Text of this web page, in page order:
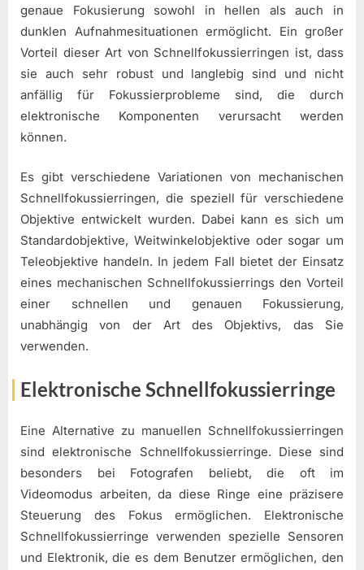
genaue Fokusierung sowohl in hellen als auch in
dunklen Aufnahmesituationen ermöglicht. Ein großer
Vorteil dieser Art von Schnellfokussierringen ist, dass
sie auch sehr robust und langlebig sind und nicht
anfällig für Fokussierprobleme sind, die durch
elektronische Komponenten verursacht werden
können.
Es gibt verschiedene Variationen von mechanischen
Schnellfokussierringen, die speziell für verschiedene
Objektive entwickelt wurden. Dabei kann es sich um
Standardobjektive, Weitwinkelobjektive oder sogar um
Teleobjektive handeln. In jedem Fall bietet der Einsatz
eines mechanischen Schnellfokussierrings den Vorteil
einer schnellen und genauen Fokussierung,
unabhängig von der Art des Objektivs, das Sie
verwenden.
Elektronische Schnellfokussierringe
Eine Alternative zu manuellen Schnellfokussierringen
sind elektronische Schnellfokussierringe. Diese sind
besonders bei Fotografen beliebt, die oft im
Videomodus arbeiten, da diese Ringe eine präzisere
Steuerung des Fokus ermöglichen. Elektronische
Schnellfokussierringe verwenden spezielle Sensoren
und Elektronik, die es dem Benutzer ermöglichen, den